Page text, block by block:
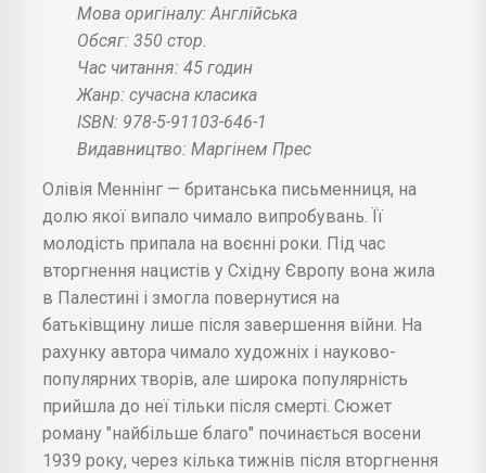
Мова оригіналу: Англійська
Обсяг: 350 стор.
Час читання: 45 годин
Жанр: сучасна класика
ISBN: 978-5-91103-646-1
Видавництво: Маргінем Прес
Олівія Меннінг — британська письменниця, на
долю якої випало чимало випробувань. Її
молодість припала на воєнні роки. Під час
вторгнення нацистів у Східну Європу вона жила
в Палестині і змогла повернутися на
батьківщину лише після завершення війни. На
рахунку автора чимало художніх і науково-
популярних творів, але широка популярність
прийшла до неї тільки після смерті. Сюжет
роману "найбільше благо" починається восени
1939 року, через кілька тижнів після вторгнення